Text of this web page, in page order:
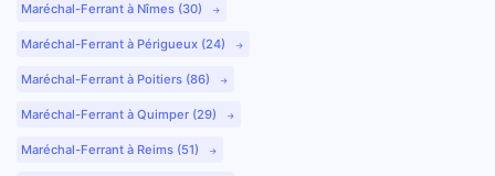
Maréchal-Ferrant à Nîmes (30)
Maréchal-Ferrant à Périgueux (24)
Maréchal-Ferrant à Poitiers (86)
Maréchal-Ferrant à Quimper (29)
Maréchal-Ferrant à Reims (51)